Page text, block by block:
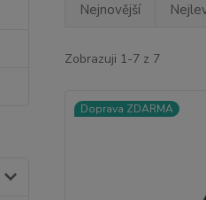
Nejnovější
Zobrazuji 1-7 z 7
Doprava ZDARMA